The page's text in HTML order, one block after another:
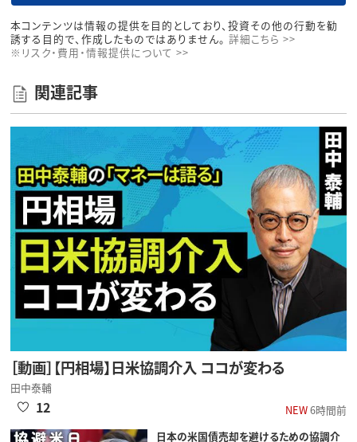
本コンテンツは情報の提供を目的としており、投資その他の行動を勧
誘する目的で、作成したものではありません。 詳細こちら >>
※リスク・費用・情報提供について >>
関連記事
［動画］【円相場】日米協調介入 ココが変わる
田中泰輔
NEW6時間前
12
日本の米国債売却を避けるための協調介